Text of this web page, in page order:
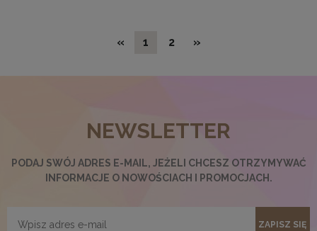
19,99 zł
« 1 2 »
NEWSLETTER
PODAJ SWÓJ ADRES E-MAIL, JEŻELI CHCESZ OTRZYMYWAĆ
INFORMACJE O NOWOŚCIACH I PROMOCJACH.
ZAPISZ SIĘ